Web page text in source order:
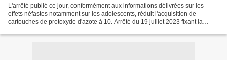
L'arrêté publié ce jour, conformément aux informations délivrées sur les
effets néfastes notamment sur les adolescents, réduit l'acquisition de
cartouches de protoxyde d'azote à 10. Arrêté du 19 juillet 2023 fixant la